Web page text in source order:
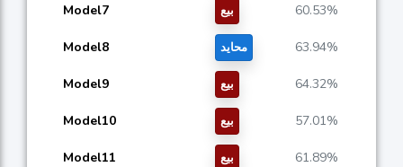
Model7 بيع 60.53%
Model8 محايد 63.94%
Model9 بيع 64.32%
Model10 بيع 57.01%
Model11 بيع 61.89%